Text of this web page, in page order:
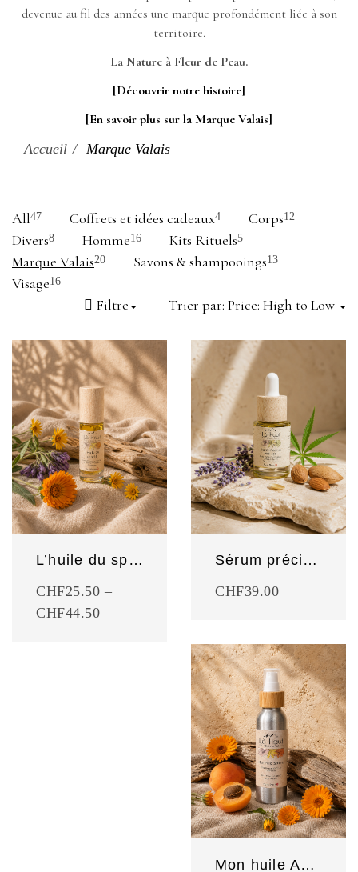
devenue au fil des années une marque profondément liée à son
territoire.
La Nature à Fleur de Peau.
[Découvrir notre histoire]
[En savoir plus sur la Marque Valais]
Accueil
Marque Valais
All47 Coffrets et idées cadeaux4 Corps12
Divers8 Homme16 Kits Rituels5
Marque Valais20 Savons & shampooings13
Visage16
Filtre Trier par: Price: High to Low
L’huile du sportif
CHF25.50 –
CHF44.50
Sérum précieux anti-âge
CHF39.00
Mon huile Abricot